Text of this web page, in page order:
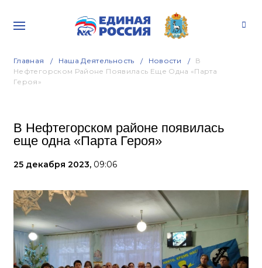
Главная Наша Деятельность Новости
В
Нефтегорском Районе Появилась Еще Одна «Парта
Героя»
В Нефтегорском районе появилась
еще одна «Парта Героя»
25 декабря 2023, 09:06